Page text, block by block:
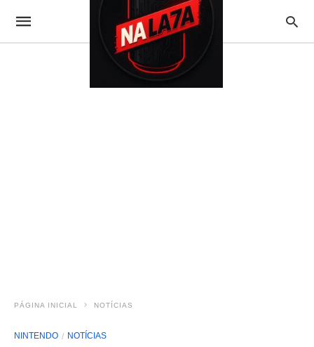
PÁGINA INICIAL NOTÍCIAS
NINTENDO NOTÍCIAS